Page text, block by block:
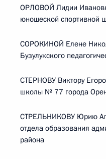
ОРЛОВОЙ Лидии
юношеской спортивной
СОРОКИНОЙ Елене
Бузулукского
СТЕРНОВУ Виктору
школы № 77 города
СТРЕЛЬНИКОВУ Юрию
отдела образования
района